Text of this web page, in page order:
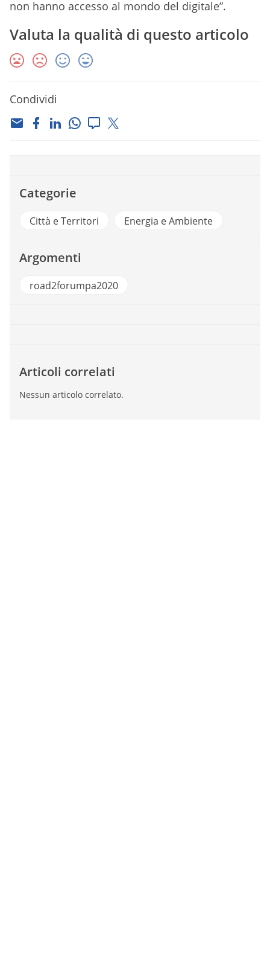
non hanno accesso al mondo del digitale”.
Valuta la qualità di questo articolo
Condividi
Categorie
Città e Territori Energia e Ambiente
Argomenti
road2forumpa2020
Articoli correlati
Nessun articolo correlato.